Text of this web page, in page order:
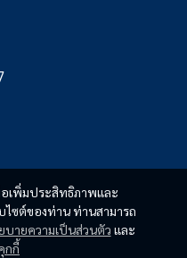
อเพิ่มประสิทธิภาพและ
ไซต์ของท่าน ท่านสามารถ
บายความเป็นส่วนตัว และ
กกี้